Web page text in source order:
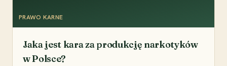
PRAWO KARNE
Jaka jest kara za produkcję narkotyków
w Polsce?